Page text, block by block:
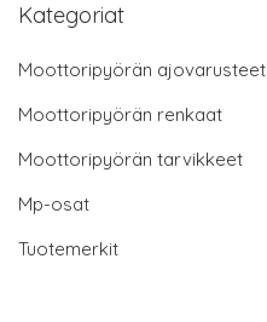
Kategoriat
Moottoripyörän ajovarusteet
Moottoripyörän renkaat
Moottoripyörän tarvikkeet
Mp-osat
Tuotemerkit